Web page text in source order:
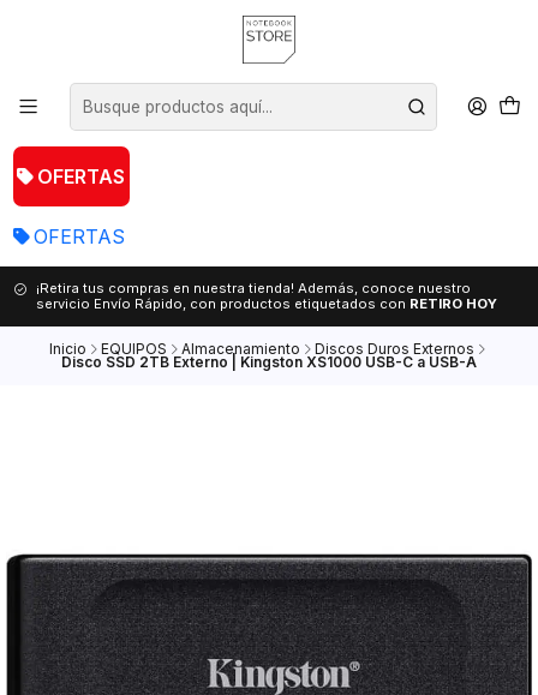
OFERTAS
OFERTAS
¡Retira tus compras en nuestra tienda! Además, conoce nuestro
servicio Envío Rápido, con productos etiquetados con RETIRO HOY
Inicio EQUIPOS Almacenamiento Discos Duros Externos
Disco SSD 2TB Externo | Kingston XS1000 USB-C a USB-A